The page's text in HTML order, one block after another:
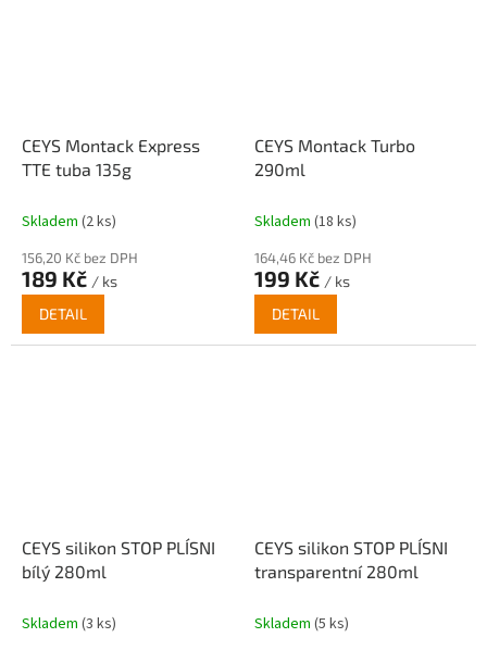
CEYS Montack Express
TTE tuba 135g
Skladem (2 ks)
156,20 Kč bez DPH
189 Kč / ks
DETAIL
CEYS Montack Turbo
290ml
Skladem (18 ks)
164,46 Kč bez DPH
199 Kč / ks
DETAIL
CEYS silikon STOP PLÍSNI
bílý 280ml
Skladem (3 ks)
CEYS silikon STOP PLÍSNI
transparentní 280ml
Skladem (5 ks)